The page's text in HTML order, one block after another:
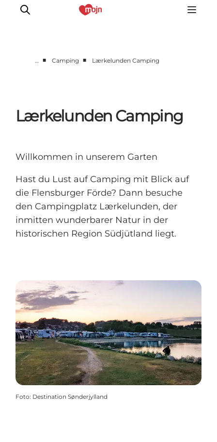
Events
Übernachtung
Booking
… ■ Camping ■ Lærkelunden Camping
Lærkelunden Camping
Willkommen in unserem Garten
Hast du Lust auf Camping mit Blick auf
die Flensburger Förde? Dann besuche
den Campingplatz Lærkelunden, der
inmitten wunderbarer Natur in der
historischen Region Südjütland liegt.
Foto: Destination Sønderjylland